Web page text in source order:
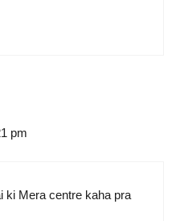
pm
ki Mera centre kaha pra